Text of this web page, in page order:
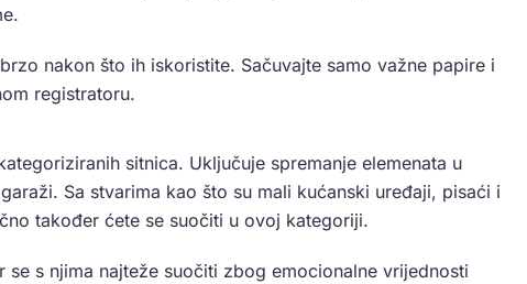
nakon što ih iskoristite. Sačuvajte samo važne papire i
registratoru.
sitnica. Uključuje spremanje elemenata u
Sa stvarima kao što su mali kućanski uređaji, pisaći i
također ćete se suočiti u ovoj kategoriji.
se s njima najteže suočiti zbog emocionalne vrijednosti